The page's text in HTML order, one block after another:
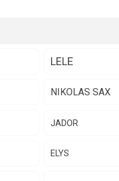
LELE
NIKOLAS SAX
JADOR
ELYS